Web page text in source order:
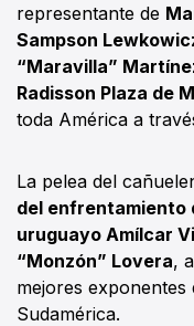
representante de
Sampson
“Maravilla”
Radisson Plaza de
toda América a
La pelea del
del enfrentamiento
uruguayo Amílcar
“Monzón” Lovera,
mejores
Sudamérica.